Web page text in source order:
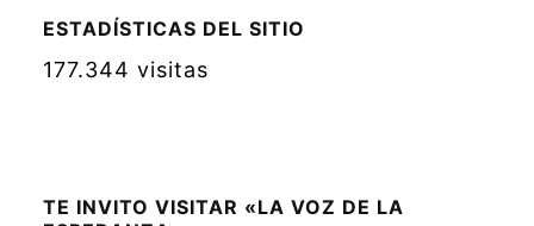
ESTADÍSTICAS DEL SITIO
177.344 visitas
TE INVITO VISITAR «LA VOZ DE LA